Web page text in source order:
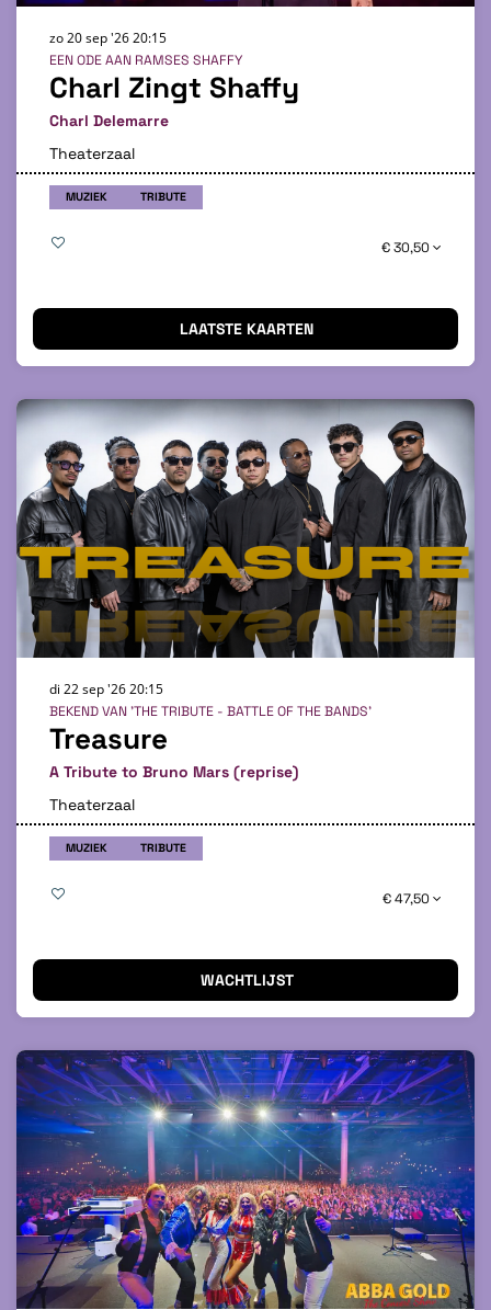
Charl Zingt Shaffy
Charl Delemarre
EEN ODE AAN RAMSES SHAFFY
zo 20 sep '2620:15
Theaterzaal
MUZIEK TRIBUTE
€ 30,50
LAATSTE KAARTEN
Treasure
A Tribute to Bruno Mars (reprise)
BEKEND VAN 'THE TRIBUTE - BATTLE OF THE BANDS'
di 22 sep '2620:15
Theaterzaal
MUZIEK TRIBUTE
€ 47,50
WACHTLIJST